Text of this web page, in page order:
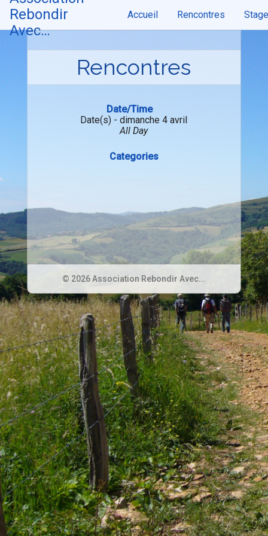
Skip
content
Rebondir
Avec…
Accueil Rencontres
Rencontres
Date/Time
Date(s) - dimanche 4 avril
All Day
Categories
© 2026 Association Rebondir Avec...